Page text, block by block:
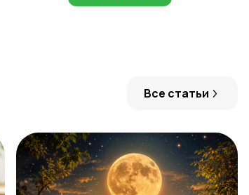
Все статьи